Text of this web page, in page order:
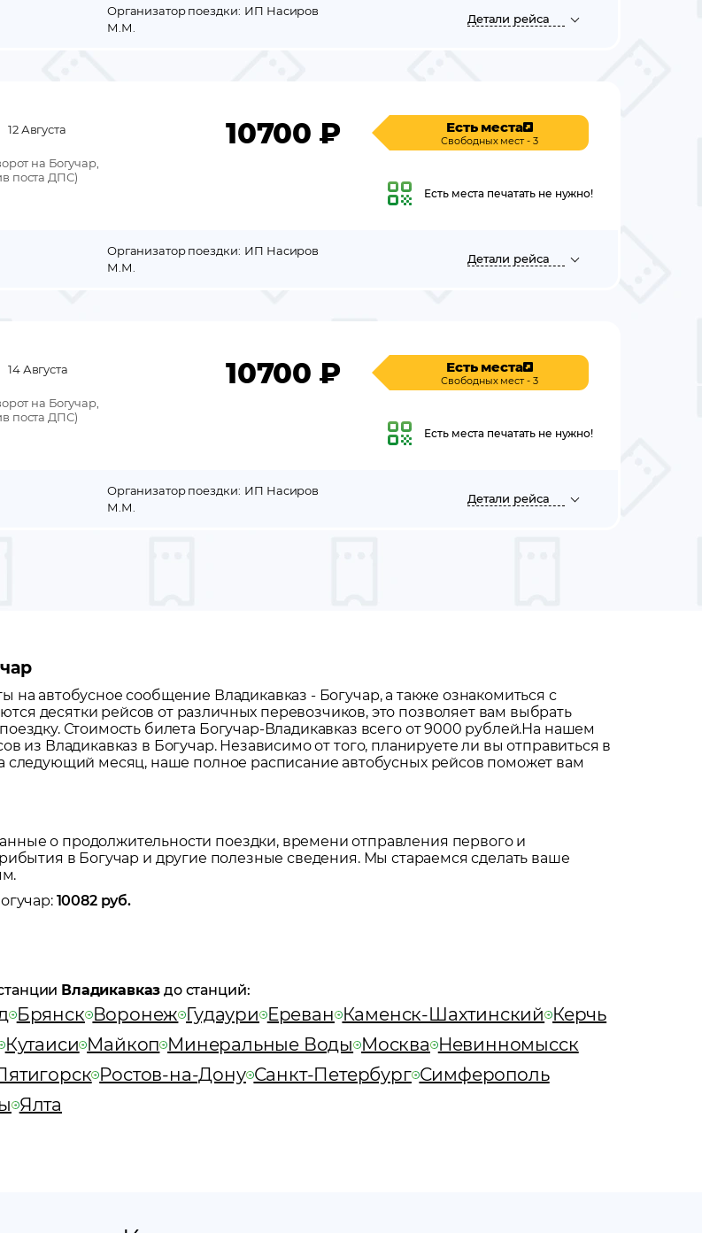
Организатор поездки: ИП Насиров
М.М.
Детали рейса
12 Августа
на Богучар,
поста ДПС)
10700 ₽ Есть места
Свободных мест - 3
Есть места печатать не нужно!
Организатор поездки: ИП Насиров
М.М.
Детали рейса
14 Августа
на Богучар,
поста ДПС)
10700 ₽ Есть места
Свободных мест - 3
Есть места печатать не нужно!
Организатор поездки: ИП Насиров
М.М.
Детали рейса
на автобусное сообщение Владикавказ - Богучар, а также ознакомиться с
десятки рейсов от различных перевозчиков, это позволяет вам выбрать
Стоимость билета Богучар-Владикавказ всего от 9000 рублей.На нашем
из Владикавказ в Богучар. Независимо от того, планируете ли вы отправиться в
следующий месяц, наше полное расписание автобусных рейсов поможет вам
о продолжительности поездки, времени отправления первого и
в Богучар и другие полезные сведения. Мы стараемся сделать ваше
: 10082руб.
Владикавказ до станций:
Брянск Воронеж Гудаури Ереван Каменск-Шахтинский Керчь
Кутаиси Майкоп Минеральные Воды Москва Невинномысск
Ростов-на-Дону Санкт-Петербург Симферополь
Ялта